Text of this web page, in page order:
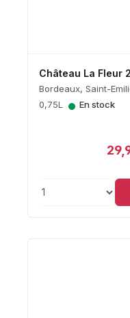
Château La Fleur
Bordeaux, Saint-
0,75L
• En stock